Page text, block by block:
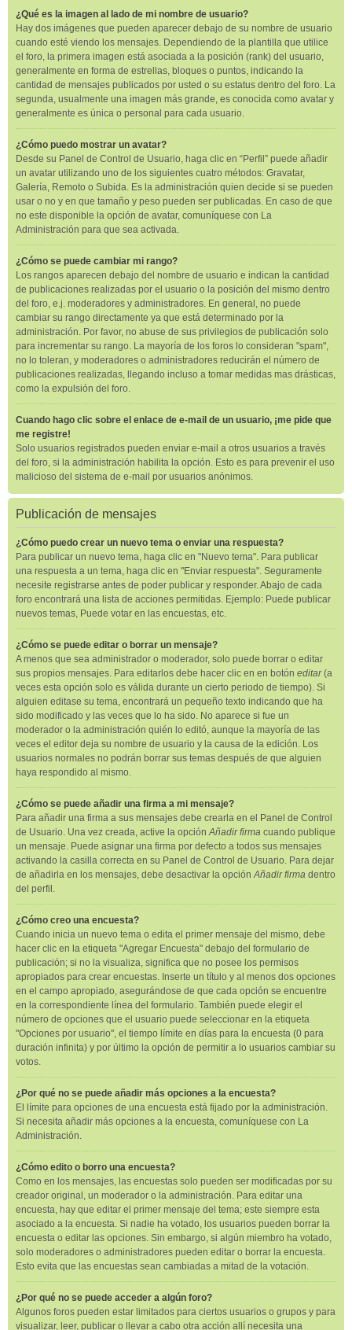
¿Qué es la imagen al lado de mi nombre de usuario?
Hay dos imágenes que pueden aparecer debajo de su nombre de usuario
cuando esté viendo los mensajes. Dependiendo de la plantilla que utilice
el foro, la primera imagen está asociada a la posición (rank) del usuario,
generalmente en forma de estrellas, bloques o puntos, indicando la
cantidad de mensajes publicados por usted o su estatus dentro del foro. La
segunda, usualmente una imagen más grande, es conocida como avatar y
generalmente es única o personal para cada usuario.
¿Cómo puedo mostrar un avatar?
Desde su Panel de Control de Usuario, haga clic en “Perfil” puede añadir
un avatar utilizando uno de los siguientes cuatro métodos: Gravatar,
Galería, Remoto o Subida. Es la administración quien decide si se pueden
usar o no y en que tamaño y peso pueden ser publicadas. En caso de que
no este disponible la opción de avatar, comuníquese con La
Administración para que sea activada.
¿Cómo se puede cambiar mi rango?
Los rangos aparecen debajo del nombre de usuario e indican la cantidad
de publicaciones realizadas por el usuario o la posición del mismo dentro
del foro, e.j. moderadores y administradores. En general, no puede
cambiar su rango directamente ya que está determinado por la
administración. Por favor, no abuse de sus privilegios de publicación solo
para incrementar su rango. La mayoría de los foros lo consideran "spam",
no lo toleran, y moderadores o administradores reducirán el número de
publicaciones realizadas, llegando incluso a tomar medidas mas drásticas,
como la expulsión del foro.
Cuando hago clic sobre el enlace de e-mail de un usuario, ¡me pide que
me registre!
Solo usuarios registrados pueden enviar e-mail a otros usuarios a través
del foro, si la administración habilita la opción. Esto es para prevenir el uso
malicioso del sistema de e-mail por usuarios anónimos.
Publicación de mensajes
¿Cómo puedo crear un nuevo tema o enviar una respuesta?
Para publicar un nuevo tema, haga clic en "Nuevo tema". Para publicar
una respuesta a un tema, haga clic en "Enviar respuesta". Seguramente
necesite registrarse antes de poder publicar y responder. Abajo de cada
foro encontrará una lista de acciones permitidas. Ejemplo: Puede publicar
nuevos temas, Puede votar en las encuestas, etc.
¿Cómo se puede editar o borrar un mensaje?
A menos que sea administrador o moderador, solo puede borrar o editar
sus propios mensajes. Para editarlos debe hacer clic en en botón editar(a
veces esta opción solo es válida durante un cierto periodo de tiempo). Si
alguien editase su tema, encontrará un pequeño texto indicando que ha
sido modificado y las veces que lo ha sido. No aparece si fue un
moderador o la administración quién lo editó, aunque la mayoría de las
veces el editor deja su nombre de usuario y la causa de la edición. Los
usuarios normales no podrán borrar sus temas después de que alguien
haya respondido al mismo.
¿Cómo se puede añadir una firma a mi mensaje?
Para añadir una firma a sus mensajes debe crearla en el Panel de Control
de Usuario. Una vez creada, active la opciónAñadir firma cuando publique
un mensaje. Puede asignar una firma por defecto a todos sus mensajes
activando la casilla correcta en su Panel de Control de Usuario. Para dejar
de añadirla en los mensajes, debe desactivar la opciónAñadir firma dentro
del perfil.
¿Cómo creo una encuesta?
Cuando inicia un nuevo tema o edita el primer mensaje del mismo, debe
hacer clic en la etiqueta "Agregar Encuesta" debajo del formulario de
publicación; si no la visualiza, significa que no posee los permisos
apropiados para crear encuestas. Inserte un título y al menos dos opciones
en el campo apropiado, asegurándose de que cada opción se encuentre
en la correspondiente línea del formulario. También puede elegir el
número de opciones que el usuario puede seleccionar en la etiqueta
"Opciones por usuario", el tiempo límite en días para la encuesta (0 para
duración infinita) y por último la opción de permitir a lo usuarios cambiar su
votos.
¿Por qué no se puede añadir más opciones a la encuesta?
El límite para opciones de una encuesta está fijado por la administración.
Si necesita añadir más opciones a la encuesta, comuníquese con La
Administración.
¿Cómo edito o borro una encuesta?
Como en los mensajes, las encuestas solo pueden ser modificadas por su
creador original, un moderador o la administración. Para editar una
encuesta, hay que editar el primer mensaje del tema; este siempre esta
asociado a la encuesta. Si nadie ha votado, los usuarios pueden borrar la
encuesta o editar las opciones. Sin embargo, si algún miembro ha votado,
solo moderadores o administradores pueden editar o borrar la encuesta.
Esto evita que las encuestas sean cambiadas a mitad de la votación.
¿Por qué no se puede acceder a algún foro?
Algunos foros pueden estar limitados para ciertos usuarios o grupos y para
visualizar, leer, publicar o llevar a cabo otra acción allí necesita una